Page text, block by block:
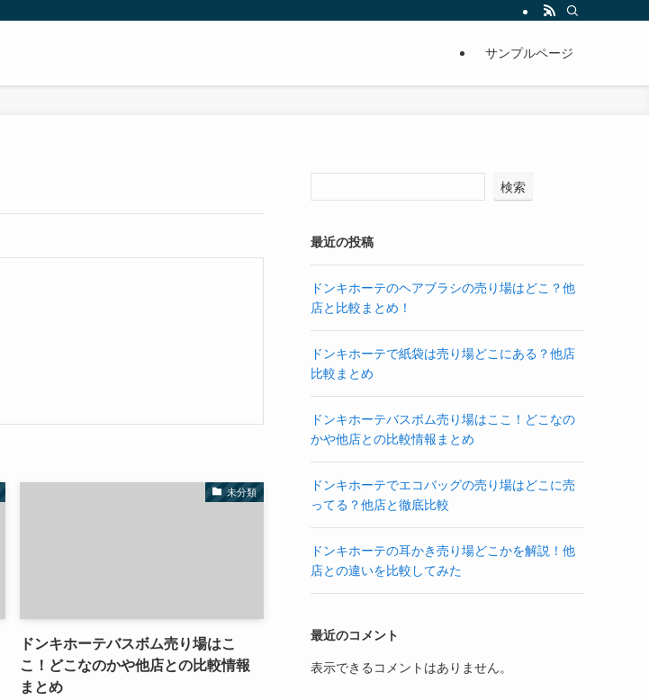
サンプルページ
未分類
ドンキホーテバスボム売り場はこ
こ！どこなのかや他店との比較情報
まとめ
検索
最近の投稿
ドンキホーテのヘアブラシの売り場はどこ？他
店と比較まとめ！
ドンキホーテで紙袋は売り場どこにある？他店
比較まとめ
ドンキホーテバスボム売り場はここ！どこなの
かや他店との比較情報まとめ
ドンキホーテでエコバッグの売り場はどこに売
ってる？他店と徹底比較
ドンキホーテの耳かき売り場どこかを解説！他
店との違いを比較してみた
最近のコメント
表示できるコメントはありません。